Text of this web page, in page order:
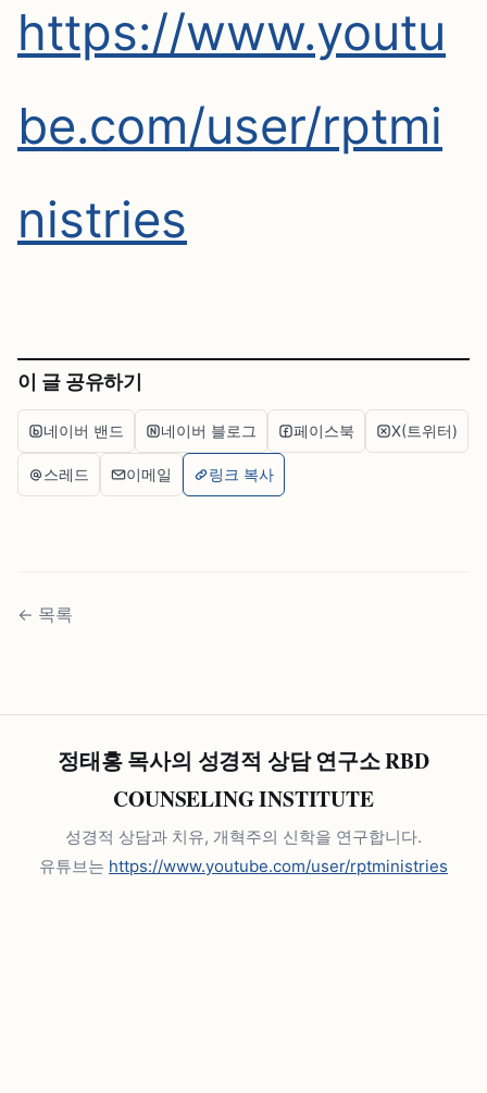
https://www.youtu
be.com/user/rptmi
nistries
이 글 공유하기
네이버 밴드 네이버 블로그 페이스북 X(트위터)
스레드 이메일 링크 복사
← 목록
정태홍 목사의 성경적 상담 연구소 RBD
COUNSELING INSTITUTE
성경적 상담과 치유, 개혁주의 신학을 연구합니다.
유튜브는 https://www.youtube.com/user/rptministries